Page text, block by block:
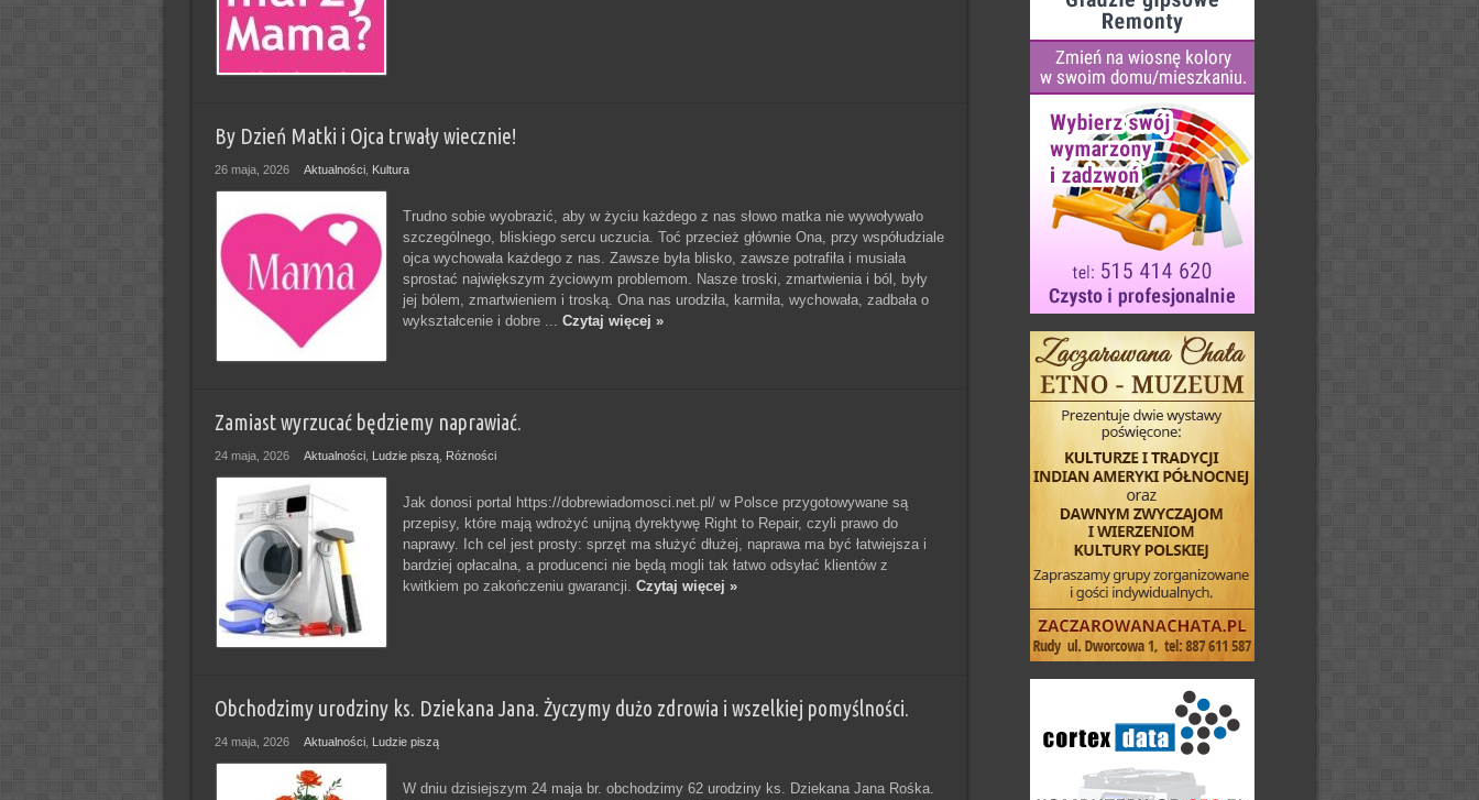
By Dzień Matki i Ojca trwały wiecznie!
26 maja, 2026 Aktualności, Kultura
Trudno sobie wyobrazić, aby w życiu każdego z nas słowo matka nie wywoływało
szczególnego, bliskiego sercu uczucia. Toć przecież głównie Ona, przy współudziale
ojca wychowała każdego z nas. Zawsze była blisko, zawsze potrafiła i musiała
sprostać największym życiowym problemom. Nasze troski, zmartwienia i ból, były
jej bólem, zmartwieniem i troską. Ona nas urodziła, karmiła, wychowała, zadbała o
wykształcenie i dobre ... Czytaj więcej »
Zamiast wyrzucać będziemy naprawiać.
24 maja, 2026 Aktualności, Ludzie piszą, Różności
Jak donosi portal https://dobrewiadomosci.net.pl/ w Polsce przygotowywane są
przepisy, które mają wdrożyć unijną dyrektywę Right to Repair, czyli prawo do
naprawy. Ich cel jest prosty: sprzęt ma służyć dłużej, naprawa ma być łatwiejsza i
bardziej opłacalna, a producenci nie będą mogli tak łatwo odsyłać klientów z
kwitkiem po zakończeniu gwarancji. Czytaj więcej »
Obchodzimy urodziny ks. Dziekana Jana. Życzymy dużo zdrowia i wszelkiej pomyślności.
24 maja, 2026 Aktualności, Ludzie piszą
W dniu dzisiejszym 24 maja br. obchodzimy 62 urodziny ks. Dziekana Jana Rośka.